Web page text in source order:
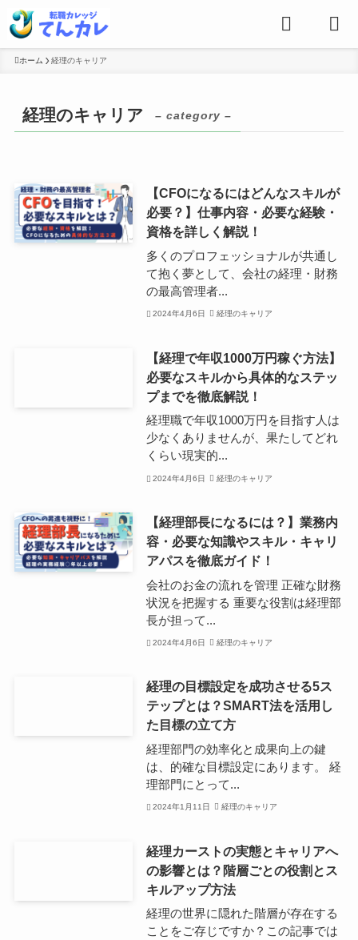
ホーム 経理のキャリア
経理のキャリア – category –
【CFOになるにはどんなスキルが
必要？】仕事内容・必要な経験・
資格を詳しく解説！
多くのプロフェッショナルが共通し
て抱く夢として、会社の経理・財務
の最高管理者...
2024年4月6日 経理のキャリア
【経理で年収1000万円稼ぐ方法】
必要なスキルから具体的なステッ
プまでを徹底解説！
経理職で年収1000万円を目指す人は
少なくありませんが、果たしてどれ
くらい現実的...
2024年4月6日 経理のキャリア
【経理部長になるには？】業務内
容・必要な知識やスキル・キャリ
アパスを徹底ガイド！
会社のお金の流れを管理 正確な財務
状況を把握する 重要な役割は経理部
長が担って...
2024年4月6日 経理のキャリア
経理の目標設定を成功させる5ス
テップとは？SMART法を活用し
た目標の立て方
経理部門の効率化と成果向上の鍵
は、的確な目標設定にあります。 経
理部門にとって...
2024年1月11日 経理のキャリア
経理カーストの実態とキャリアへ
の影響とは？階層ごとの役割とス
キルアップ方法
経理の世界に隠れた階層が存在する
ことをご存じですか？この記事では